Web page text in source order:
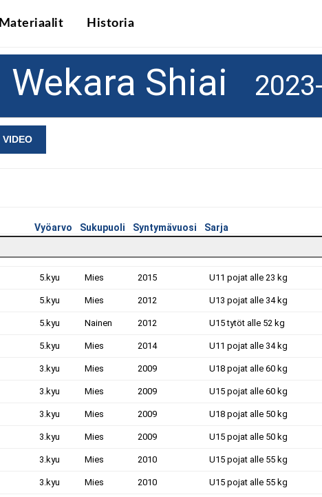
Materiaalit Historia
Wekara Shiai
VIDEO
Vyöarvo Sukupuoli Syntymävuosi Sarja
5.kyu Mies 2015 U11 pojat alle 23 kg
5.kyu Mies 2012 U13 pojat alle 34 kg
5.kyu Nainen 2012 U15 tytöt alle 52 kg
5.kyu Mies 2014 U11 pojat alle 34 kg
3.kyu Mies 2009 U18 pojat alle 60 kg
3.kyu Mies 2009 U15 pojat alle 60 kg
3.kyu Mies 2009 U18 pojat alle 50 kg
3.kyu Mies 2009 U15 pojat alle 50 kg
3.kyu Mies 2010 U15 pojat alle 55 kg
3.kyu Mies 2010 U15 pojat alle 55 kg